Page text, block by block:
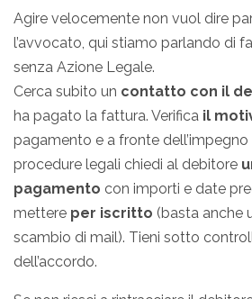
Agire velocemente non vuol dire
l’avvocato, qui stiamo parlando di
senza Azione Legale.
Cerca subito un contatto con il
ha pagato la fattura. Verifica il
pagamento e a fronte
procedure legali chiedi al debitore
pagamento con importi e date
mettere per iscritto (basta anche
scambio di mail). Tieni sotto
dell’accordo.